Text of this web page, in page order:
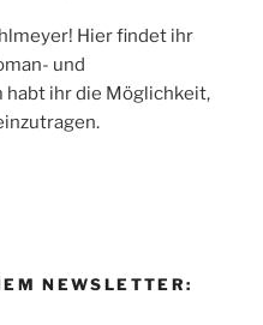
Hier findet ihr
und
ihr die Möglichkeit,
NEWSLETTER: